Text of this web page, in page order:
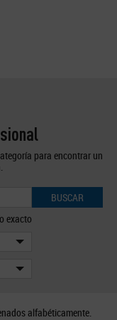
para encontrar un
BUSCAR
exacto
alfabéticamente.